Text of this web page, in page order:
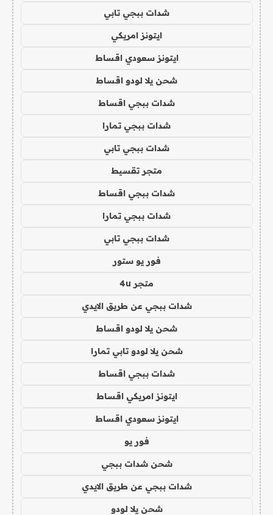
شدات ببجي تابي
ايتونز امريكي
ايتونز سعودي اقساط
شحن يلا لودو اقساط
شدات ببجي اقساط
شدات ببجي تمارا
شدات ببجي تابي
متجر تقسيط
شدات ببجي اقساط
شدات ببجي تمارا
شدات ببجي تابي
فور يو ستور
متجر 4u
شدات ببجي عن طريق الايدي
شحن يلا لودو اقساط
شحن يلا لودو تابي تمارا
شدات ببجي اقساط
ايتونز امريكي اقساط
ايتونز سعودي اقساط
فور يو
شحن شدات ببجي
شدات ببجي عن طريق الايدي
شحن يلا لودو